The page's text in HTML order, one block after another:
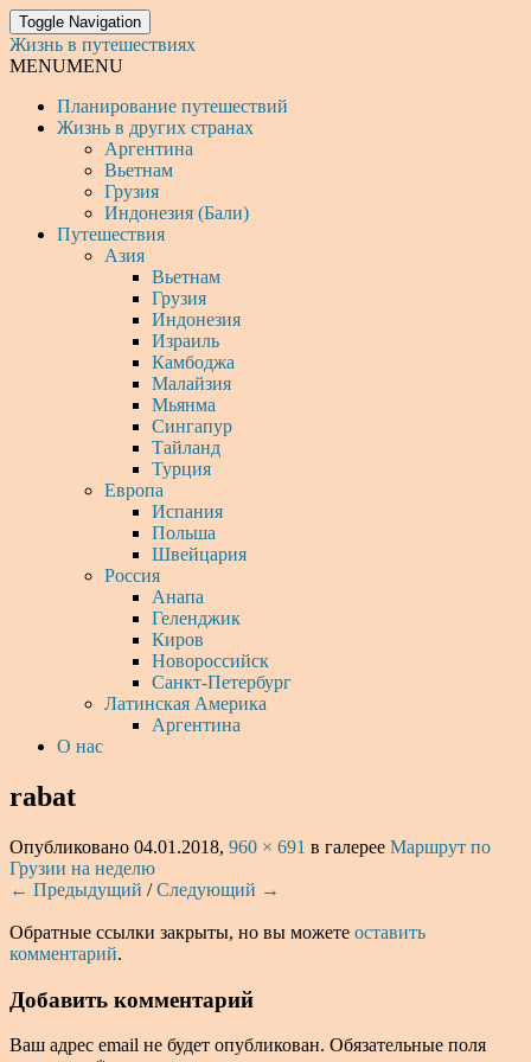
Toggle Navigation
Жизнь в путешествиях
MENUMENU
Планирование путешествий
Жизнь в других странах
Аргентина
Вьетнам
Грузия
Индонезия (Бали)
Путешествия
Азия
Вьетнам
Грузия
Индонезия
Израиль
Камбоджа
Малайзия
Мьянма
Сингапур
Тайланд
Турция
Европа
Испания
Польша
Швейцария
Россия
Анапа
Геленджик
Киров
Новороссийск
Санкт-Петербург
Латинская Америка
Аргентина
О нас
rabat
Опубликовано 04.01.2018, 960 × 691 в галерее Маршрут по
Грузии на неделю
← Предыдущий /Следующий →
Обратные ссылки закрыты, но вы можете оставить
комментарий.
Добавить комментарий
Ваш адрес email не будет опубликован. Обязательные поля